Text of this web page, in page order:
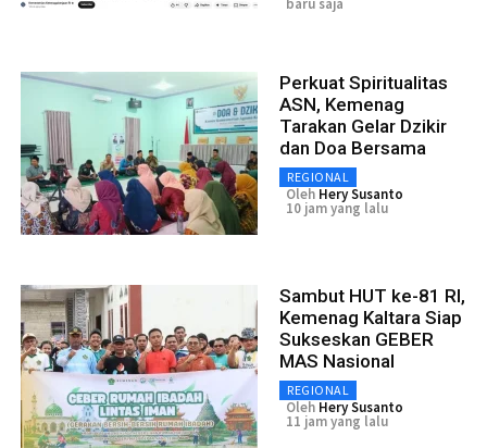
baru saja
Perkuat Spiritualitas
ASN, Kemenag
Tarakan Gelar Dzikir
dan Doa Bersama
REGIONAL
Oleh Hery Susanto
10 jam yang lalu
Sambut HUT ke-81 RI,
Kemenag Kaltara Siap
Sukseskan GEBER
MAS Nasional
REGIONAL
Oleh Hery Susanto
11 jam yang lalu